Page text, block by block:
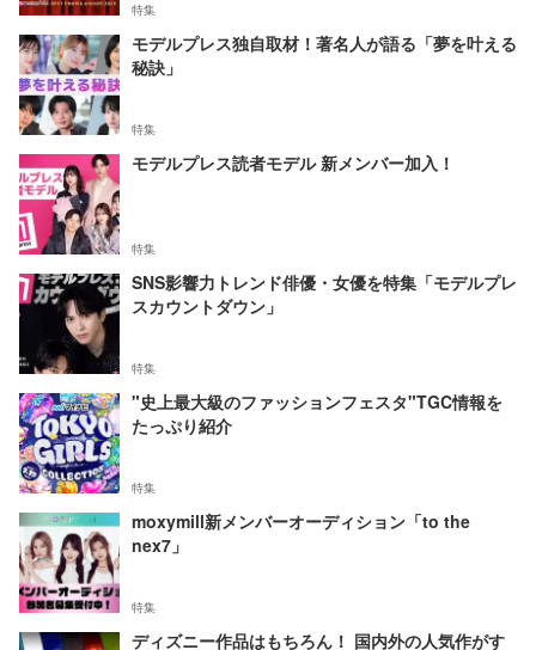
特集
モデルプレス独自取材！著名人が語る「夢を叶える
秘訣」
特集
モデルプレス読者モデル 新メンバー加入！
特集
SNS影響力トレンド俳優・女優を特集「モデルプレ
スカウントダウン」
特集
"史上最大級のファッションフェスタ"TGC情報を
たっぷり紹介
特集
moxymill新メンバーオーディション「to the
nex7」
特集
ディズニー作品はもちろん！ 国内外の人気作がす